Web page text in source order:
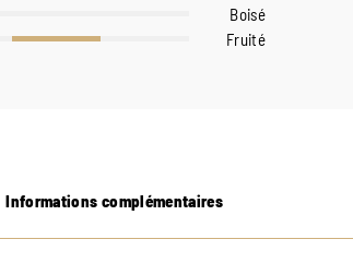
Boisé
Fruité
Informations complémentaires